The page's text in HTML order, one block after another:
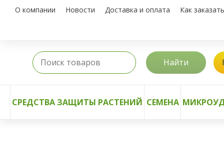
О компании Новости Доставка и оплата Как заказать
Найти
СРЕДСТВА ЗАЩИТЫ РАСТЕНИЙ СЕМЕНА